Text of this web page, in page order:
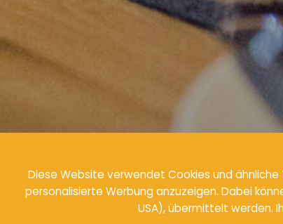
Diese Website verwendet Cookies und
personalisierte Werbung anzuzeigen. Dabei
USA), übermittelt werden.